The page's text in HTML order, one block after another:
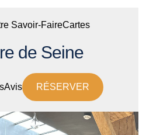
Savoir-FaireCartes
de Seine
Avis RÉSERVER